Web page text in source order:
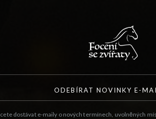
ODEBÍRAT NOVINKY E-
dostávat e-maily o nových termínech, uvolněných